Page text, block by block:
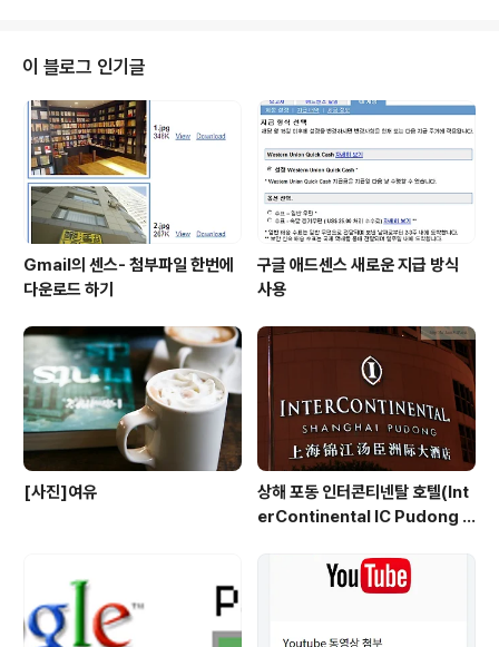
utube_dominates_video.php
이 블로그 인기글
Gmail의 센스- 첨부파일 한번에
다운로드 하기
구글 애드센스 새로운 지급 방식
사용
[사진]여유
상해 포동 인터콘티넨탈 호텔(Int
erContinental IC Pudong S